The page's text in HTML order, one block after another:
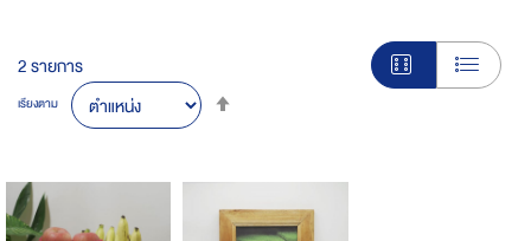
2รายการ
เรียงตาม